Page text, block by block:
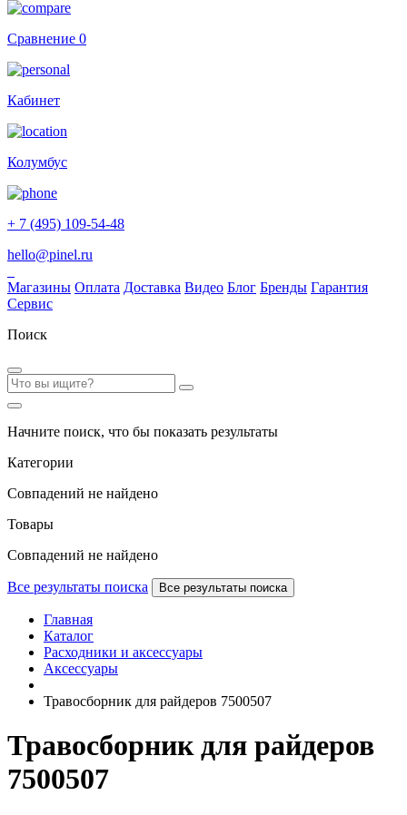
Сравнение 0
Кабинет
Колумбус
+ 7 (495) 109-54-48
hello@pinel.ru
Магазины Оплата Доставка Видео Блог Бренды Гарантия
Сервис
Поиск
Начните поиск, что бы показать результаты
Категории
Совпадений не найдено
Товары
Совпадений не найдено
Все результаты поиска Все результаты поиска
Главная
Каталог
Расходники и аксессуары
Аксессуары
Травосборник для райдеров 7500507
Травосборник для райдеров
7500507